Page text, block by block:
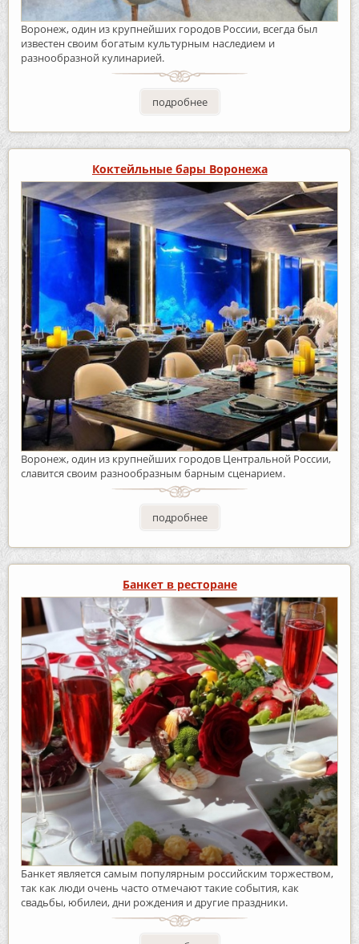
Воронеж, один из крупнейших городов России, всегда был
известен своим богатым культурным наследием и
разнообразной кулинарией.
подробнее
Коктейльные бары Воронежа
Воронеж, один из крупнейших городов Центральной России,
славится своим разнообразным барным сценарием.
подробнее
Банкет в ресторане
Банкет является самым популярным российским торжеством,
так как люди очень часто отмечают такие события, как
свадьбы, юбилеи, дни рождения и другие праздники.